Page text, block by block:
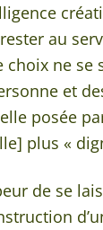
au
ne
et
posée
plus «
de se